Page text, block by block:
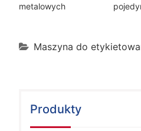
metalowych
Maszyna do
Produkty